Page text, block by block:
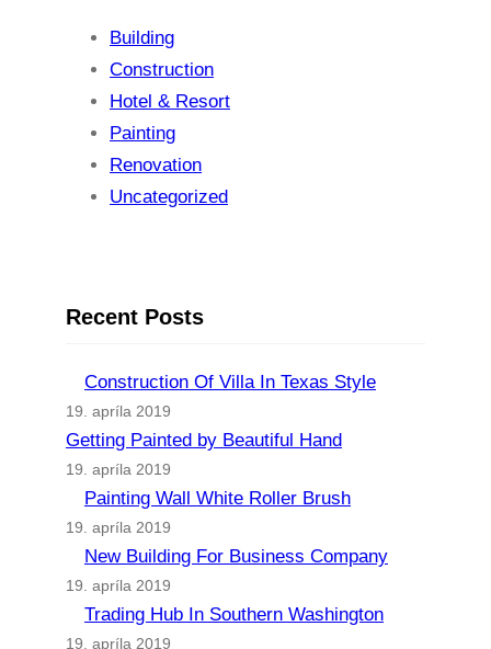
Building
Construction
Hotel & Resort
Painting
Renovation
Uncategorized
Recent Posts
Construction Of Villa In Texas Style
19. apríla 2019
Getting Painted by Beautiful Hand
19. apríla 2019
Painting Wall White Roller Brush
19. apríla 2019
New Building For Business Company
19. apríla 2019
Trading Hub In Southern Washington
19. apríla 2019